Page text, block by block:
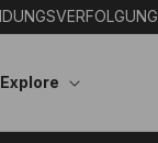
Explore